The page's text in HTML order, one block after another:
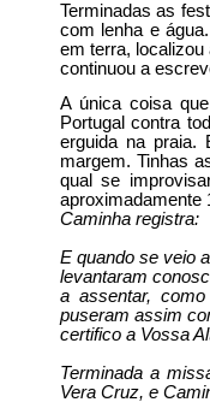
Terminadas as
com lenha e
em terra,
continuou a
A única coisa
Portugal contra
erguida na praia.
margem. Tinhas
qual se
aproximadamente
Caminha registra:
E quando se veio
levantaram
a assentar,
puseram assim
certifico a Vossa
Terminada a
Vera Cruz, e